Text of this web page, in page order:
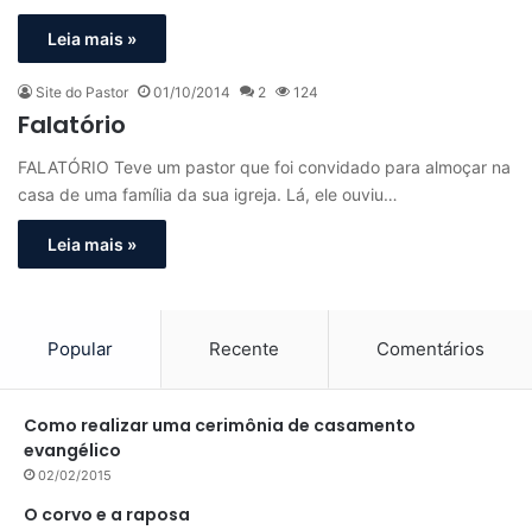
Leia mais »
Site do Pastor 01/10/2014 2 124
Falatório
FALATÓRIO Teve um pastor que foi convidado para almoçar na
casa de uma família da sua igreja. Lá, ele ouviu…
Leia mais »
Popular Recente Comentários
Como realizar uma cerimônia de casamento
evangélico
02/02/2015
O corvo e a raposa